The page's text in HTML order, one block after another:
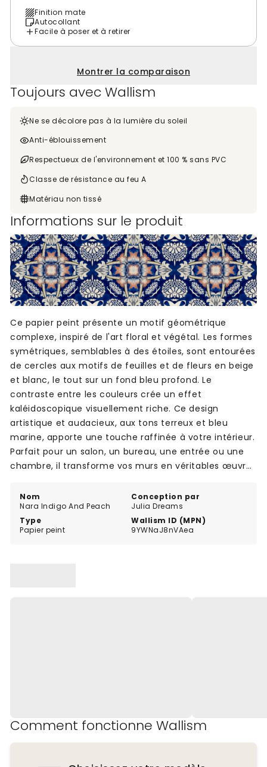
Finition mate
Autocollant
Facile à poser et à retirer
Montrer la comparaison
Toujours avec Wallism
Ne se décolore pas à la lumière du soleil
Anti-éblouissement
Respectueux de l'environnement et 100 % sans PVC
Classe de résistance au feu A
Matériau non tissé
Informations sur le produit
Nom
Nara Indigo And Peach
Conception par
Julia Dreams
Type
Papier peint
Wallism ID (MPN)
9YWNaJ8nVAea
Ce papier peint présente un motif géométrique
complexe, inspiré de l'art floral et végétal. Les formes
symétriques, semblables à des étoiles, sont entourées
de cercles aux motifs de feuilles et de fleurs en beige
et blanc, le tout sur un fond bleu profond. Le
contraste entre les couleurs crée un effet
kaléidoscopique visuellement riche. Ce design
artistique et audacieux, aux tons terreux et bleu
marine, apporte une touche raffinée à votre intérieur.
Parfait pour un salon, un bureau, une entrée ou une
chambre, il transforme vos murs en véritables œuvres
Comment fonctionne Wallism